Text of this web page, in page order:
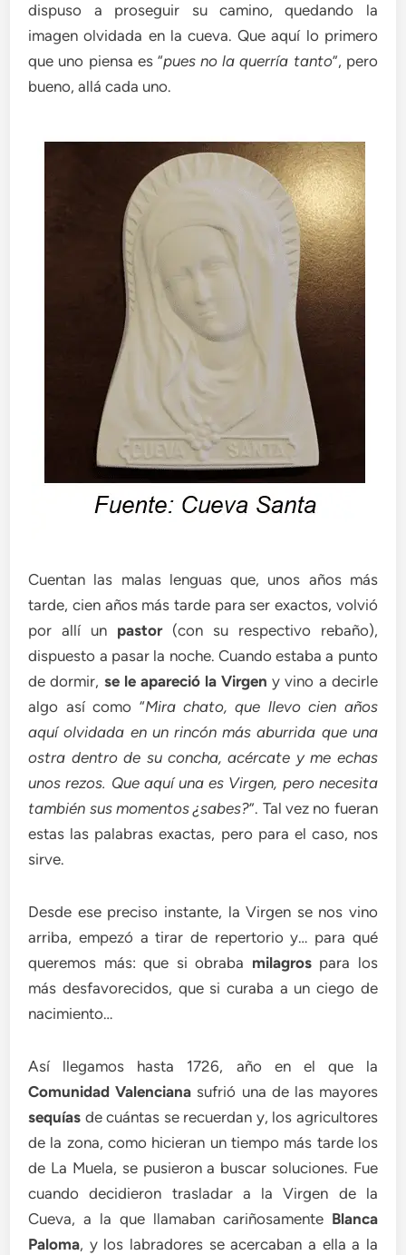
dispuso a proseguir su camino, quedando la
imagen olvidada en la cueva. Que aquí lo primero
que uno piensa es “pues no la querría tanto”, pero
bueno, allá cada uno.
Cuentan las malas lenguas que, unos años más
tarde, cien años más tarde para ser exactos, volvió
por allí un pastor(con su respectivo rebaño),
dispuesto a pasar la noche. Cuando estaba a punto
de dormir, se le apareció la Virgen y vino a decirle
algo así como “Mira chato, que llevo cien años
aquí olvidada en un rincón más aburrida que una
ostra dentro de su concha, acércate y me echas
unos rezos. Que aquí una es Virgen, pero necesita
también sus momentos ¿sabes?”. Tal vez no fueran
estas las palabras exactas, pero para el caso, nos
sirve.
Desde ese preciso instante, la Virgen se nos vino
arriba, empezó a tirar de repertorio y… para qué
queremos más: que si obraba milagrospara los
más desfavorecidos, que si curaba a un ciego de
nacimiento…
Así llegamos hasta 1726, año en el que la
Comunidad Valenciana sufrió una de las mayores
sequías de cuántas se recuerdan y, los agricultores
de la zona, como hicieran un tiempo más tarde los
de La Muela, se pusieron a buscar soluciones. Fue
cuando decidieron trasladar a la Virgen de la
Cueva, a la que llamaban cariñosamente Blanca
Paloma, y los labradores se acercaban a ella a la